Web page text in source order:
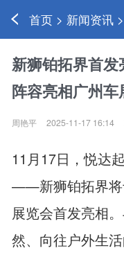
首页 > 新闻资讯
新狮铂拓界首
阵容亮相广州车
周艳平 2025-11-17 16:14
11月17日，悦达
——新狮铂拓界将
展览会首发亮相
然、向往户外生